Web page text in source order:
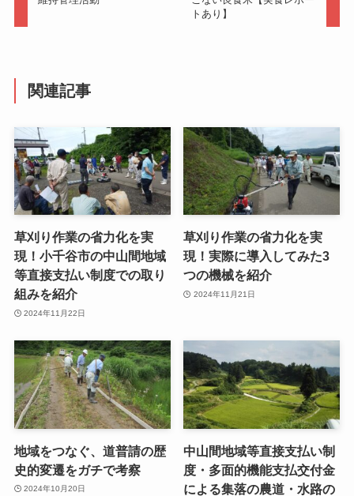
トあり】
関連記事
草刈り作業の省力化を実
現！小千谷市の中山間地域
等直接支払い制度での取り
組みを紹介
2024年11月22日
草刈り作業の省力化を実
現！実際に導入してみた3
つの機械を紹介
2024年11月21日
地域をつなぐ、道普請の歴
史的変遷をガチで考察
2024年10月20日
中山間地域等直接支払い制
度・多面的機能支払交付金
による集落の農道・水路の